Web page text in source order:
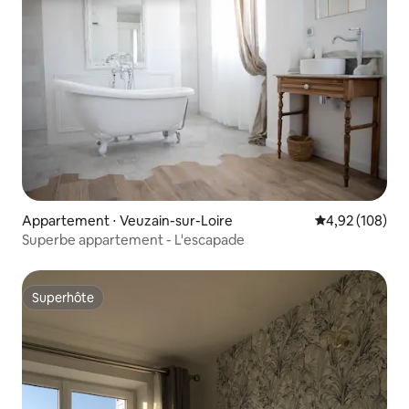
Appartement ⋅ Veuzain-sur-Loire Évaluation
4,92 (108)
Superbe appartement - L'escapade
Superhôte
Superhôte